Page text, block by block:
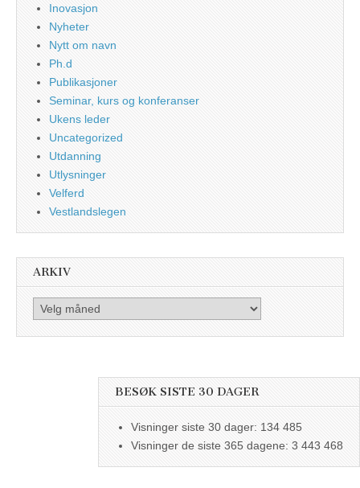
Inovasjon
Nyheter
Nytt om navn
Ph.d
Publikasjoner
Seminar, kurs og konferanser
Ukens leder
Uncategorized
Utdanning
Utlysninger
Velferd
Vestlandslegen
ARKIV
Arkiv
BESØK SISTE 30 DAGER
Visninger siste 30 dager: 134 485
Visninger de siste 365 dagene: 3 443 468